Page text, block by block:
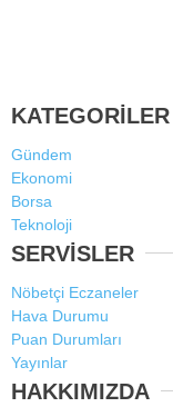
KATEGORİLER
Gündem
Ekonomi
Borsa
Teknoloji
SERVİSLER
Nöbetçi Eczaneler
Hava Durumu
Puan Durumları
Yayınlar
HAKKIMIZDA